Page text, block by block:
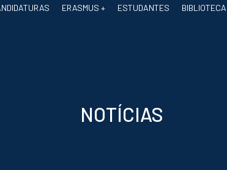
ERASMUS + ESTUDANTES BIBLIOTECA
NOTÍCIAS